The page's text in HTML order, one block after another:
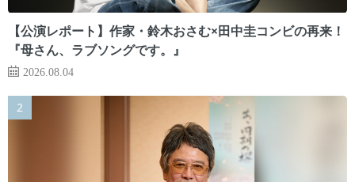
【公演レポート】作家・鈴木おさむ×田中圭コンビの再来！
『母さん、ラブソングです。』
2026.08.04